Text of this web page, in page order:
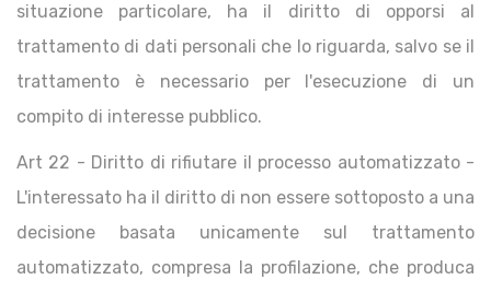
situazione particolare, ha il diritto di opporsi al
trattamento di dati personali che lo riguarda, salvo se il
trattamento è necessario per l'esecuzione di un
compito di interesse pubblico.
Art 22 - Diritto di rifiutare il processo automatizzato -
L'interessato ha il diritto di non essere sottoposto a una
decisione basata unicamente sul trattamento
automatizzato, compresa la profilazione, che produca